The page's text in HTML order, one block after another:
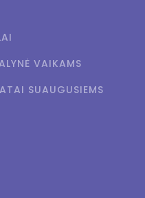
VAIKAMS
SUAUGUSIEMS